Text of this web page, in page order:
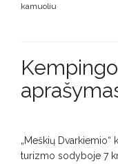
kamuoliu
„Meškių
turizmo sodyboje 7